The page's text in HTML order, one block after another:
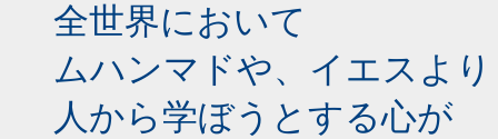
全世界において
ムハンマドや、イエスよ
人から学ぼうとする心が